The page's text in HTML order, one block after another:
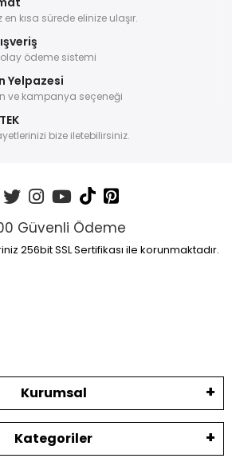
en kısa sürede elinize ulaşır.
ödeme sistemi
Yelpazesi
ve kampanya seçeneği
bize iletebilirsiniz.
Güvenli Ödeme
256bit SSL Sertifikası ile korunmaktadır.
Kurumsal
Kategoriler